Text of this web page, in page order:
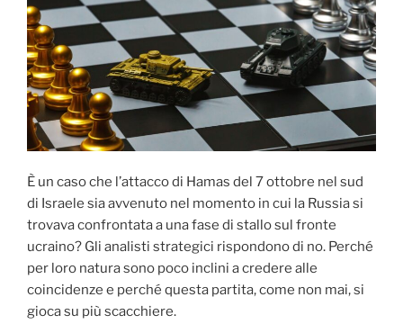
È un caso che l’attacco di Hamas del 7 ottobre nel sud
di Israele sia avvenuto nel momento in cui la Russia si
trovava confrontata a una fase di stallo sul fronte
ucraino? Gli analisti strategici rispondono di no. Perché
per loro natura sono poco inclini a credere alle
coincidenze e perché questa partita, come non mai, si
gioca su più scacchiere.